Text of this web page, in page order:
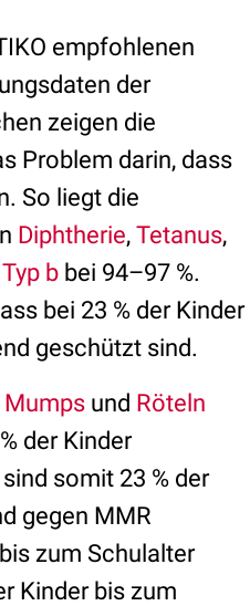
empfohlenen
der
zeigen die
Problem darin, dass
So liegt die
Diphtherie, Tetanus,
b bei 94–97 %.
bei 23 % der Kinder
geschützt sind.
Mumps und Röteln
der Kinder
somit 23 % der
gegen MMR
zum Schulalter
Kinder bis zum